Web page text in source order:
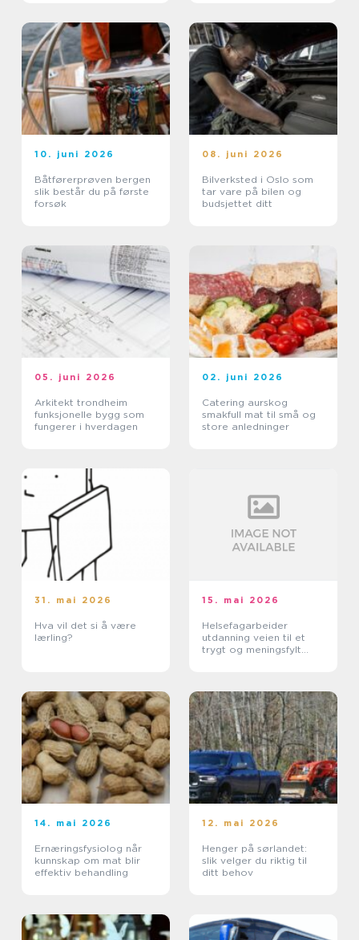
10. juni 2026
Båtførerprøven bergen
slik består du på første
forsøk
08. juni 2026
Bilverksted i Oslo som
tar vare på bilen og
budsjettet ditt
05. juni 2026
Arkitekt trondheim
funksjonelle bygg som
fungerer i hverdagen
02. juni 2026
Catering aurskog
smakfull mat til små og
store anledninger
31. mai 2026
Hva vil det si å være
lærling?
15. mai 2026
Helsefagarbeider
utdanning veien til et
trygt og meningsfylt
14. mai 2026
Ernæringsfysiolog når
kunnskap om mat blir
effektiv behandling
12. mai 2026
Henger på sørlandet:
slik velger du riktig til
ditt behov